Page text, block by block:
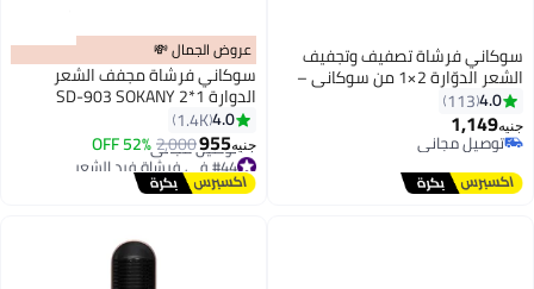
سوكاني فرشاة تصفيف وتجفيف
الشعر الدوّارة 2×1 من سوكاني –
1000 واط – SD-903 مع ضمان
لمدة سنة
4.0
113
جنيه1,149
توصيل مجاني
توصيل مجاني
عروض الجمال 💸
سوكاني فرشاة مجفف الشعر
الدوارة SD-903 SOKANY 2*1
4.0
1.4K
جنيه955
2,000
52% OFF
#44 في فرشاة فرد الشعر
أقل سعر في 30 يوم
توصيل مجاني